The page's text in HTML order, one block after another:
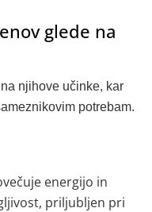
glede na
njihove učinke, kar
potrebam.
energijo in
priljubljen pri